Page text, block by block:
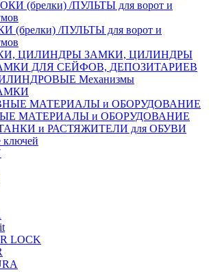
(брелки) /ПУЛЬТЫ для ворот и
ЗАМКИ, ЦИЛИНДРЫ
ДЛЯ СЕЙФОВ, ДЕПОЗИТАРИЕВ
Механизмы
МАТЕРИАЛЫ и ОБОРУДОВАНИЕ
и РАСТЯЖИТЕЛИ для ОБУВИ
ключей
LOCK